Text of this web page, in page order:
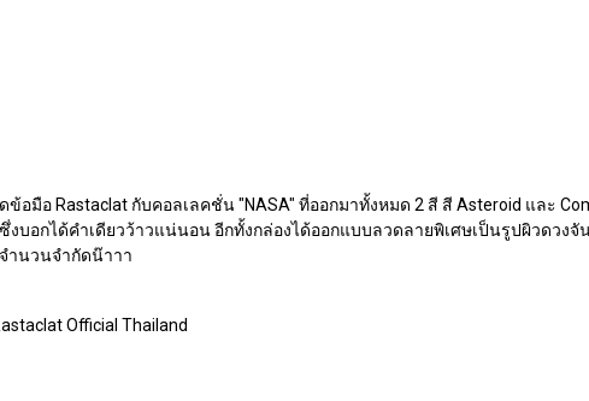
อมือ Rastaclat กับคอลเลคชั่น "NASA" ที่ออกมาทั้งหมด 2 สี สี Asteroid และ
งบอกได้คำเดียวว้าวแน่นอน อีกทั้งกล่องได้ออกแบบลวดลายพิเศษเป็นรูปผิวดวง
ำนวนจำกัดน๊าาา
Official Thailand